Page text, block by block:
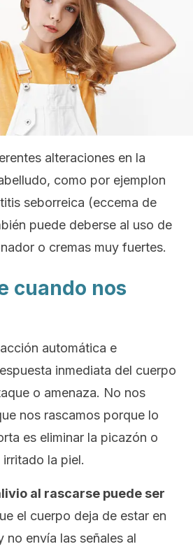
alteraciones en la
como por ejemplon
seborreica (eccema de
puede deberse al uso de
o cremas muy fuertes.
cuando nos
automática e
inmediata del cuerpo
o amenaza. No nos
nos rascamos porque lo
es eliminar la picazón o
la piel.
al rascarse puede ser
el cuerpo deja de estar en
no envía las señales al